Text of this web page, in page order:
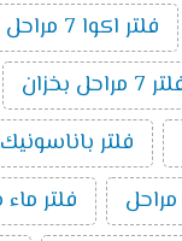
فلتر اكوا 7 مراحل
7 مراحل بخزان
فلتر باناسونيك ٧ مراحل
فلتر ماء